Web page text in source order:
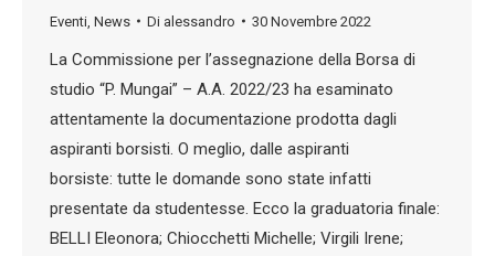
Eventi News Di alessandro 30 Novembre 2022
La Commissione per l’assegnazione della Borsa di
studio “P. Mungai” – A.A. 2022/23 ha esaminato
attentamente la documentazione prodotta dagli
aspiranti borsisti. O meglio, dalle aspiranti
borsiste: tutte le domande sono state infatti
presentate da studentesse. Ecco la graduatoria finale:
BELLI Eleonora; Chiocchetti Michelle; Virgili Irene;